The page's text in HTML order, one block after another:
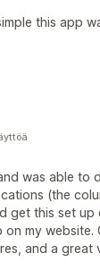
this app
was able to
(the
get this set
my website.
and a great